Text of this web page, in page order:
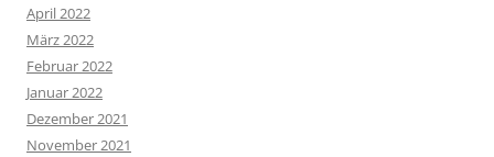
April 2022
März 2022
Februar 2022
Januar 2022
Dezember 2021
November 2021